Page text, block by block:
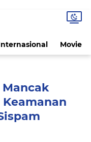
Movie
Mancak